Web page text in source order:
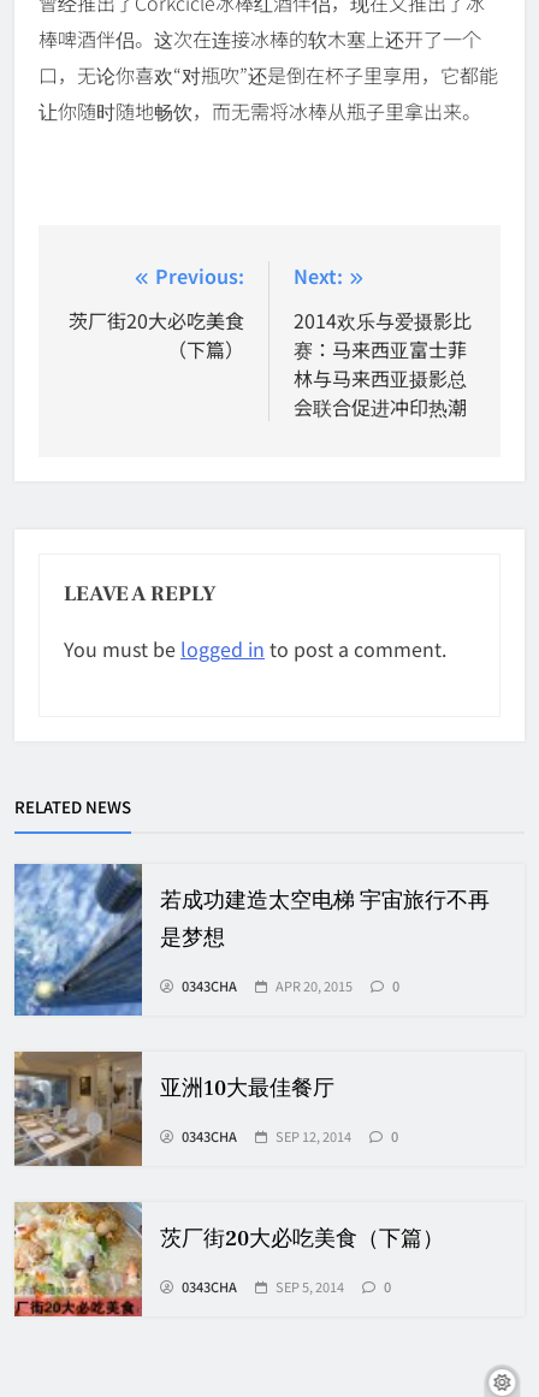
棒啤酒伴侣。这次在连接冰棒的软木塞上还开了一个
口，无论你喜欢“对瓶吹”还是倒在杯子里享用，它都能
让你随时随地畅饮，而无需将冰棒从瓶子里拿出来。
navigation
Previous:
茨厂街20大必吃美食
（下篇）
Next:
2014欢乐与爱摄影比
赛：马来西亚富士菲
林与马来西亚摄影总
会联合促进冲印热潮
LEAVE A REPLY
You must be logged in to post a comment.
RELATED NEWS
若成功建造太空电梯 宇宙旅行不再
是梦想
0343CHA APR 20, 2015 0
亚洲10大最佳餐厅
0343CHA SEP 12, 2014 0
茨厂街20大必吃美食（下篇）
0343CHA SEP 5, 2014 0